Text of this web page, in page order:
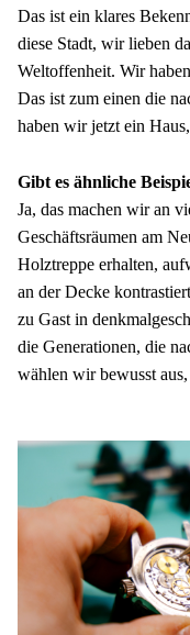
Das ist ein klares
diese Stadt, wir lieben
Weltoffenheit. Wir
Das ist zum einen die
haben wir jetzt ein
Gibt es ähnliche
Ja, das machen wir an
Geschäftsräumen am
Holztreppe erhalten,
an der Decke
zu Gast in
die Generationen, die
wählen wir bewusst